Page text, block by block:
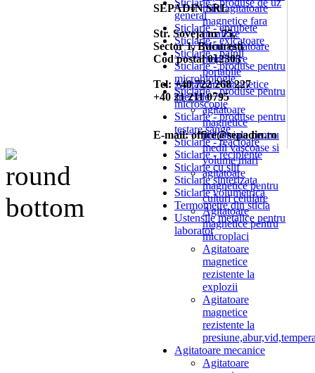
mini agitatoare
magnetice fara
incalzire
Mini agitatoare
magnetice
portabile
Agitatoare magnetice
speciale
agitatoare
magnetice
industriale pentru
medii vascoase si
volume mari
agitatoare
magnetice pentru
culturi celulare
Agitatoare
magnetice pentru
microplaci
Agitatoare
magnetice
rezistente la
explozii
Agitatoare
magnetice
rezistente la
Agitatoare mecanice
Agitatoare
Sticlarie - produse de uz
general
Sticlarie - eprubete
Sticlarie - exicatoare
Sticlarie - palnii
Sticlarie - produse pentru
microbiologie
Sticlarie - produse pentru
microscopie
Sticlarie - produse pentru
testare sange
Sticlarie - reactoare
Sticlarie - recipiente
Sticlarie cu slif
Sticlarie sinterizata
Sticlarie volumetrica
Termometre din sticla
Ustensile metalice pentru
laborator
SEPADIN SRL
Str. Soveja nr 75,
Sector 1, Bucuresti
Cod postal 012303
Tel: +40 722 268 227
+40 21 211 0795
E-mail: office@sepadin.ro